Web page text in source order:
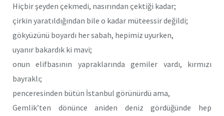
Hiçbir şeyden çekmedi, nasırından çektiği kadar;
çirkin yaratıldığından bile o kadar müteessir değildi;
gökyüzünü boyardı her sabah, hepimiz uyurken,
uyanır bakardık ki mavi;
onun elifbasının yapraklarında gemiler vardı, kırmızı
bayraklı;
penceresinden bütün İstanbul görünürdü ama,
Gemlik’ten dönünce aniden deniz gördüğünde hep